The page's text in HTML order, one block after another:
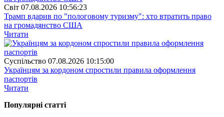
Свiт 07.08.2026 10:56:23
Трамп вдарив по "пологовому туризму": хто втратить право
на громадянство США
Читати
Суспiльство 07.08.2026 10:15:00
Українцям за кордоном спростили правила оформлення
паспортів
Читати
Популярнi статтi